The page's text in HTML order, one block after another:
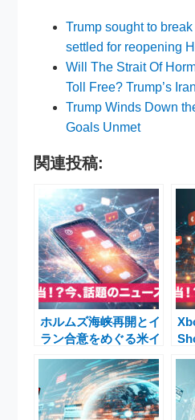
Trump sought to
settled for reopening
Will The Strait Of
Toll Free? Trump’s
Trump Winds Down
Goals Unmet
関連投稿:
ホルムズ海峡再開とイ
ラン合意をめぐる米イ
大統領の動き